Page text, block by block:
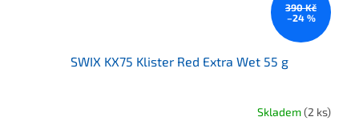
390 Kč
–24 %
SWIX KX75 Klister Red Extra Wet 55 g
Skladem(2 ks)